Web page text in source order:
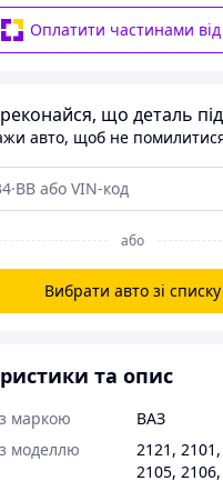
Оплатити частинами
що деталь
авто, щоб не
або
Вибрати авто зі списку
та опис
з маркою
ВАЗ
з моделлю
2121 , 2101 ,
2105, 2106,